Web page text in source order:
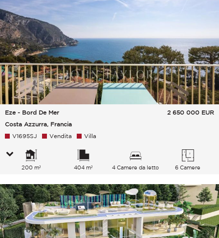
Eze - Bord De Mer
Costa Azzurra, Francia
2 650 000 EUR
V1695SJ Vendita Villa
200 m² 404 m² 4 Camere da letto 6 Camere